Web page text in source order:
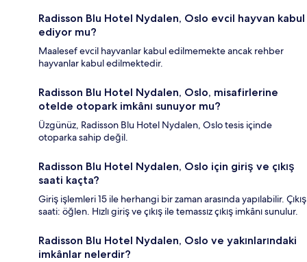
Radisson Blu Hotel Nydalen, Oslo evcil hayvan kabul
ediyor mu?
Maalesef evcil hayvanlar kabul edilmemekte ancak rehber
hayvanlar kabul edilmektedir.
Radisson Blu Hotel Nydalen, Oslo, misafirlerine
otelde otopark imkânı sunuyor mu?
Üzgünüz, Radisson Blu Hotel Nydalen, Oslo tesis içinde
otoparka sahip değil.
Radisson Blu Hotel Nydalen, Oslo için giriş ve çıkış
saati kaçta?
Giriş işlemleri 15 ile herhangi bir zaman arasında yapılabilir. Çıkış
saati: öğlen. Hızlı giriş ve çıkış ile temassız çıkış imkânı sunulur.
Radisson Blu Hotel Nydalen, Oslo ve yakınlarındaki
imkânlar nelerdir?